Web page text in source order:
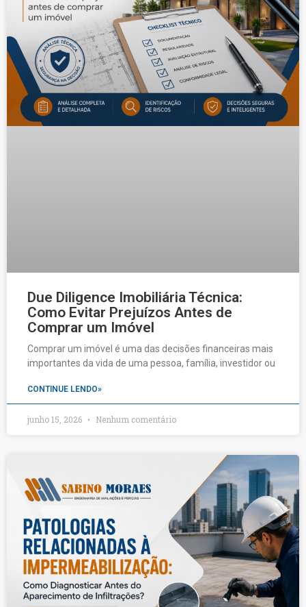
Due Diligence Imobiliária Técnica:
Como Evitar Prejuízos Antes de
Comprar um Imóvel
Comprar um imóvel é uma das decisões financeiras mais
importantes da vida de uma pessoa, família, investidor ou
CONTINUE LENDO»
junho 15, 2026 Nenhum comentário